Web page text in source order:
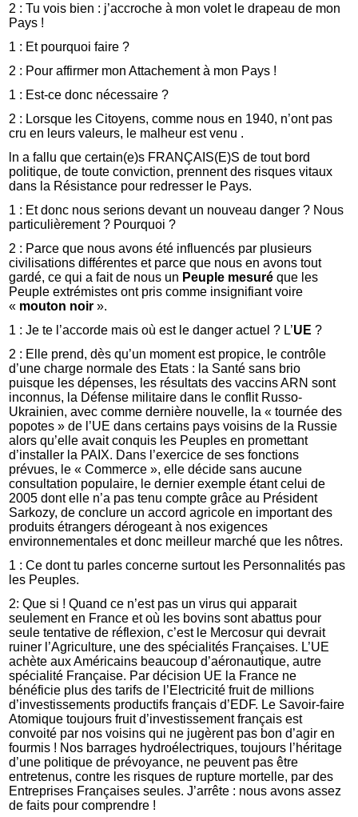
2 : Tu vois bien : j’accroche à mon volet le drapeau de mon
Pays !
1 : Et pourquoi faire ?
2 : Pour affirmer mon Attachement à mon Pays !
1 : Est-ce donc nécessaire ?
2 : Lorsque les Citoyens, comme nous en 1940, n’ont pas
cru en leurs valeurs, le malheur est venu .
ln a fallu que certain(e)s FRANÇAIS(E)S de tout bord
politique, de toute conviction, prennent des risques vitaux
dans la Résistance pour redresser le Pays.
1 : Et donc nous serions devant un nouveau danger ? Nous
particulièrement ? Pourquoi ?
2 : Parce que nous avons été influencés par plusieurs
civilisations différentes et parce que nous en avons tout
gardé, ce qui a fait de nous un Peuple mesuréque les
Peuple extrémistes ont pris comme insignifiant voire
« mouton noir».
1 : Je te l’accorde mais où est le danger actuel ? L’UE?
2 : Elle prend, dès qu’un moment est propice, le contrôle
d’une charge normale des Etats : la Santé sans brio
puisque les dépenses, les résultats des vaccins ARN sont
inconnus, la Défense militaire dans le conflit Russo-
Ukrainien, avec comme dernière nouvelle, la « tournée des
popotes » de l’UE dans certains pays voisins de la Russie
alors qu’elle avait conquis les Peuples en promettant
d’installer la PAIX. Dans l’exercice de ses fonctions
prévues, le « Commerce », elle décide sans aucune
consultation populaire, le dernier exemple étant celui de
2005 dont elle n’a pas tenu compte grâce au Président
Sarkozy, de conclure un accord agricole en important des
produits étrangers dérogeant à nos exigences
environnementales et donc meilleur marché que les nôtres.
1 : Ce dont tu parles concerne surtout les Personnalités pas
les Peuples.
2: Que si ! Quand ce n’est pas un virus qui apparait
seulement en France et où les bovins sont abattus pour
seule tentative de réflexion, c’est le Mercosur qui devrait
ruiner l’Agriculture, une des spécialités Françaises. L’UE
achète aux Américains beaucoup d’aéronautique, autre
spécialité Française. Par décision UE la France ne
bénéficie plus des tarifs de l’Electricité fruit de millions
d’investissements productifs français d’EDF. Le Savoir-faire
Atomique toujours fruit d’investissement français est
convoité par nos voisins qui ne jugèrent pas bon d’agir en
fourmis ! Nos barrages hydroélectriques, toujours l’héritage
d’une politique de prévoyance, ne peuvent pas être
entretenus, contre les risques de rupture mortelle, par des
Entreprises Françaises seules. J’arrête : nous avons assez
de faits pour comprendre !